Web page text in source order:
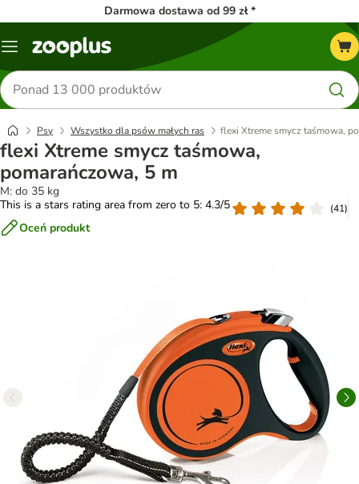
Darmowa dostawa od 99 zł *
Menu
Szukaj
produktów
Psy Wszystko dla psów małych ras flexi Xtreme smycz taśmowa,
flexi Xtreme smycz taśmowa,
pomarańczowa, 5 m
M: do 35 kg
This is a stars rating area from zero to 5: 4.3/5
(41)
Oceń produkt